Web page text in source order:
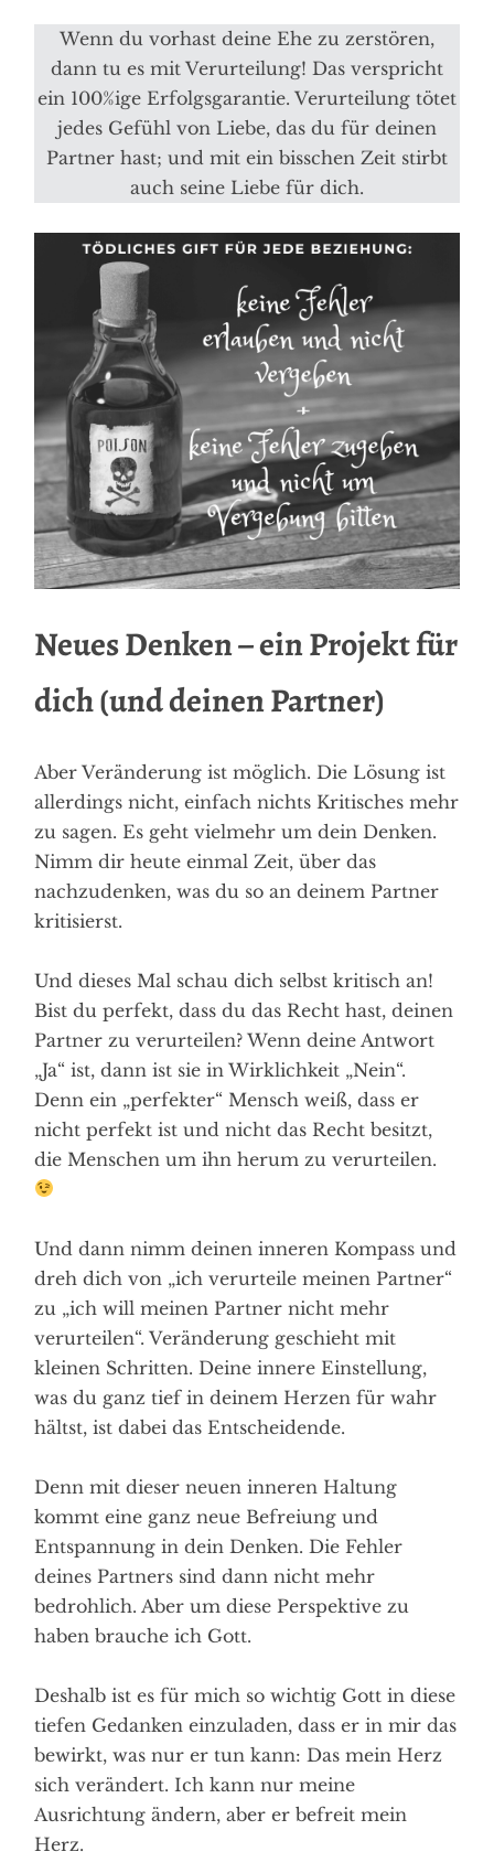
Wenn du vorhast deine Ehe zu zerstören,
dann tu es mit Verurteilung! Das verspricht
ein 100%ige Erfolgsgarantie. Verurteilung tötet
jedes Gefühl von Liebe, das du für deinen
Partner hast; und mit ein bisschen Zeit stirbt
auch seine Liebe für dich.
Neues Denken – ein Projekt für
dich (und deinen Partner)
Aber Veränderung ist möglich. Die Lösung ist
allerdings nicht, einfach nichts Kritisches mehr
zu sagen. Es geht vielmehr um dein Denken.
Nimm dir heute einmal Zeit, über das
nachzudenken, was du so an deinem Partner
kritisierst.
Und dieses Mal schau dich selbst kritisch an!
Bist du perfekt, dass du das Recht hast, deinen
Partner zu verurteilen? Wenn deine Antwort
„Ja“ ist, dann ist sie in Wirklichkeit „Nein“.
Denn ein „perfekter“ Mensch weiß, dass er
nicht perfekt ist und nicht das Recht besitzt,
die Menschen um ihn herum zu verurteilen.
Und dann nimm deinen inneren Kompass und
dreh dich von „ich verurteile meinen Partner“
zu „ich will meinen Partner nicht mehr
verurteilen“. Veränderung geschieht mit
kleinen Schritten. Deine innere Einstellung,
was du ganz tief in deinem Herzen für wahr
hältst, ist dabei das Entscheidende.
Denn mit dieser neuen inneren Haltung
kommt eine ganz neue Befreiung und
Entspannung in dein Denken. Die Fehler
deines Partners sind dann nicht mehr
bedrohlich. Aber um diese Perspektive zu
haben brauche ich Gott.
Deshalb ist es für mich so wichtig Gott in diese
tiefen Gedanken einzuladen, dass er in mir das
bewirkt, was nur er tun kann: Das mein Herz
sich verändert. Ich kann nur meine
Ausrichtung ändern, aber er befreit mein
Herz.